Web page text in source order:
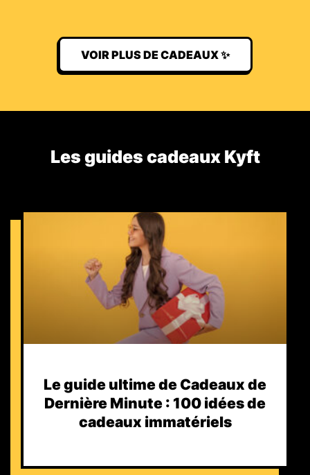
VOIR PLUS DE CADEAUX ✨
Les guides cadeaux Kyft​
Le guide ultime de Cadeaux de
Dernière Minute : 100 idées de
cadeaux immatériels